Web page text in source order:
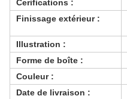
Cerifications :
Finissage extérieur :
Illustration :
Forme de boîte :
Couleur :
Date de livraison :